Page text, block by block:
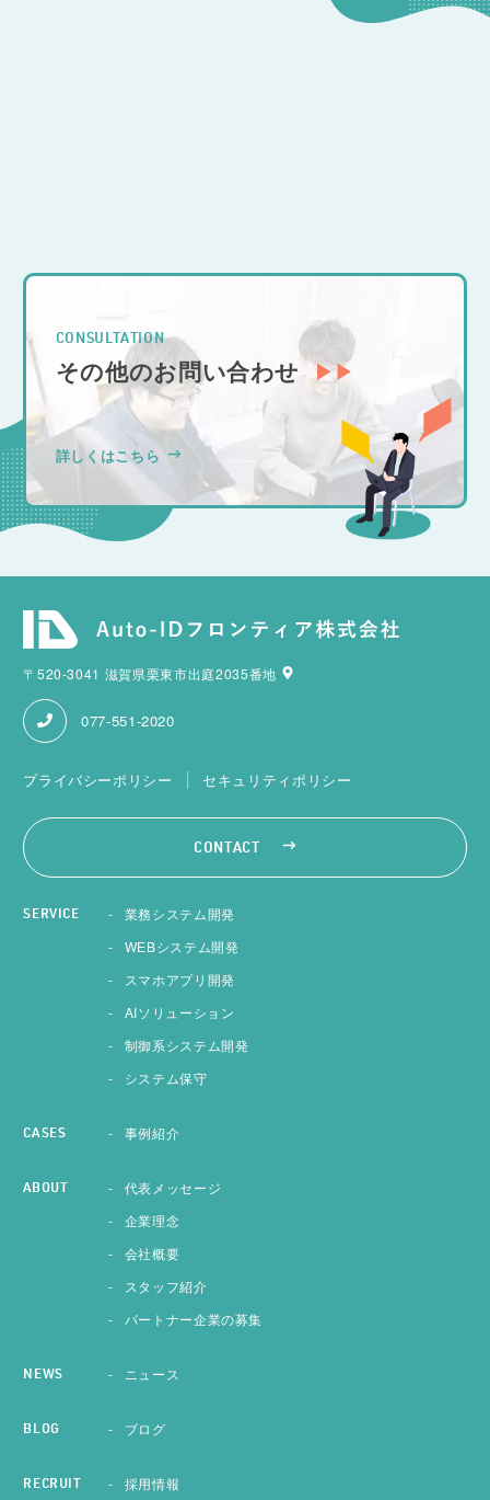
CONSULTATION
その他のお問い合わせ
詳しくはこちら
〒520-3041 滋賀県栗東市出庭2035番地
077-551-2020
プライバシーポリシー セキュリティポリシー
CONTACT
SERVICE
業務システム開発
WEBシステム開発
スマホアプリ開発
AIソリューション
制御系システム開発
システム保守
CASES 事例紹介
ABOUT
代表メッセージ
企業理念
会社概要
スタッフ紹介
パートナー企業の募集
NEWS ニュース
BLOG ブログ
RECRUIT 採用情報